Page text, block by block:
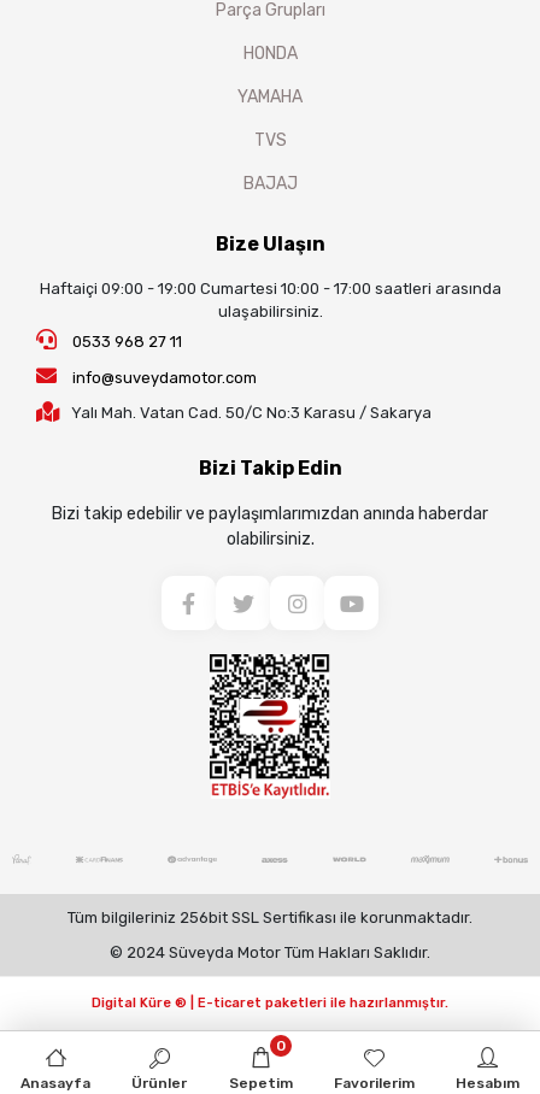
Parça Grupları
HONDA
YAMAHA
TVS
BAJAJ
Bize Ulaşın
Haftaiçi 09:00 - 19:00 Cumartesi 10:00 - 17:00 saatleri arasında
ulaşabilirsiniz.
0533 968 27 11
info@suveydamotor.com
Yalı Mah. Vatan Cad. 50/C No:3 Karasu / Sakarya
Bizi Takip Edin
Bizi takip edebilir ve paylaşımlarımızdan anında haberdar
olabilirsiniz.
Tüm bilgileriniz 256bit SSL Sertifikası ile korunmaktadır.
© 2024 Süveyda Motor Tüm Hakları Saklıdır.
Anasayfa Ürünler Sepetim
0
Favorilerim Hesabım
Digital Küre ® | E-ticaret paketleri ile hazırlanmıştır.